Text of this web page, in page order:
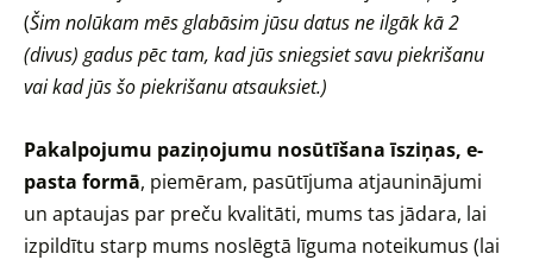
(Šim nolūkam mēs glabāsim jūsu datus ne ilgāk kā 2
(divus) gadus pēc tam, kad jūs sniegsiet savu piekrišanu
vai kad jūs šo piekrišanu atsauksiet.)
Pakalpojumu paziņojumu nosūtīšana īsziņas, e-
pasta formā, piemēram, pasūtījuma atjauninājumi
un aptaujas par preču kvalitāti, mums tas jādara, lai
izpildītu starp mums noslēgtā līguma noteikumus (lai